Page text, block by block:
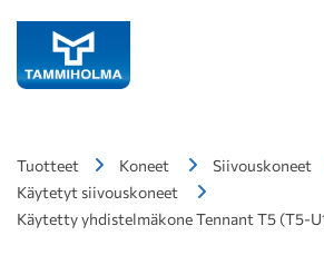
Tuotteet Koneet
Siivouskoneet
Käytetyt siivouskoneet
Käytetty yhdistelmäkone Tennant T5 (T5-